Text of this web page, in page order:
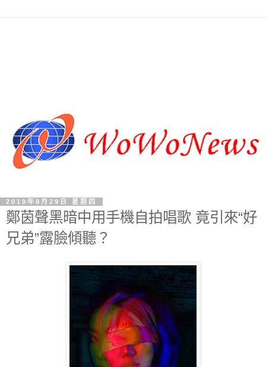
2019年8月29日 星期四
鄭茵聲黑暗中用手機自拍唱歌 竟引來“好
兄弟”露臉傾聽？